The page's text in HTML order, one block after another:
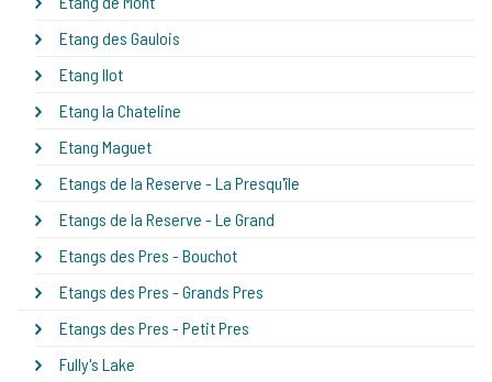
Etang des Gaulois
Etang Ilot
Etang la Chateline
Etang Maguet
Etangs de la Reserve - La Presqu'île
Etangs de la Reserve - Le Grand
Etangs des Pres - Bouchot
Etangs des Pres - Grands Pres
Etangs des Pres - Petit Pres
Fully's Lake